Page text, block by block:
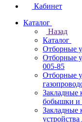
Кабинет
Каталог
Назад
Каталог
Отборные
Отборные
005-85
Отборные
Закладные
бобышки и
Закладные